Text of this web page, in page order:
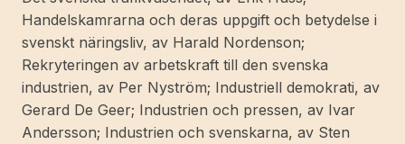
Handelskamrarna och deras uppgift och betydelse i
svenskt näringsliv, av Harald Nordenson;
Rekryteringen av arbetskraft till den svenska
industrien, av Per Nyström; Industriell demokrati, av
Gerard De Geer; Industrien och pressen, av Ivar
Andersson; Industrien och svenskarna, av Sten